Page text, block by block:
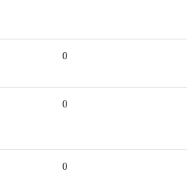
0
0
0